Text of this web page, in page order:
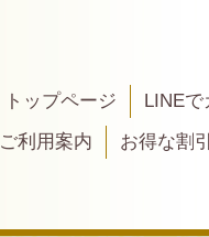
トップページ LINE
ご利用案内
お得な割引